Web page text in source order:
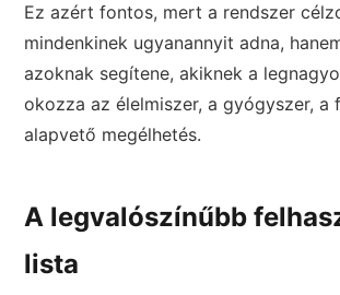
Ez azért fontos, mert a rendszer
mindenkinek ugyanannyit adna,
azoknak segítene, akiknek a
okozza az élelmiszer, a gyógyszer, a
alapvető megélhetés.
A legvalószínűbb
lista